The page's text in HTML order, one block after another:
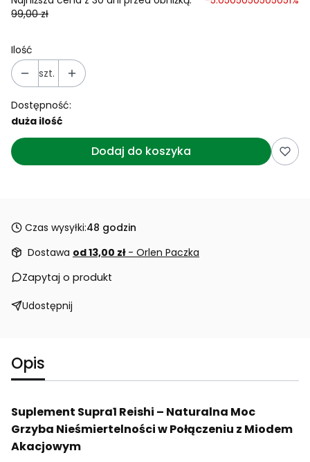
99,00 zł
Ilość
szt.
Dostępność:
duża ilość
Dodaj do koszyka
Czas wysyłki:48 godzin
Dostawa od 13,00 zł - Orlen Paczka
Zapytaj o produkt
Udostępnij
Opis
Suplement Supra1 Reishi – Naturalna Moc
Grzyba Nieśmiertelności w Połączeniu z Miodem
Akacjowym